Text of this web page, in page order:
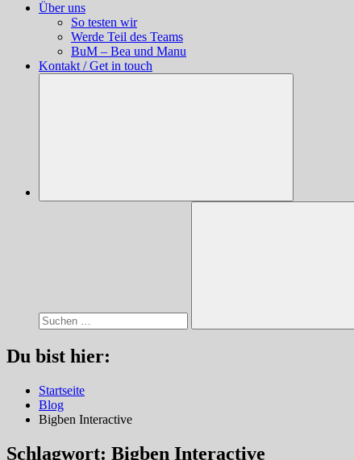
Über uns
So testen wir
Werde Teil des Teams
BuM – Bea und Manu
Kontakt / Get in touch
Suchen
Du bist hier:
Startseite
Blog
Bigben Interactive
Schlagwort: Bigben Interactive